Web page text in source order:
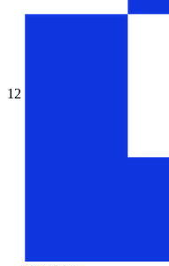
12